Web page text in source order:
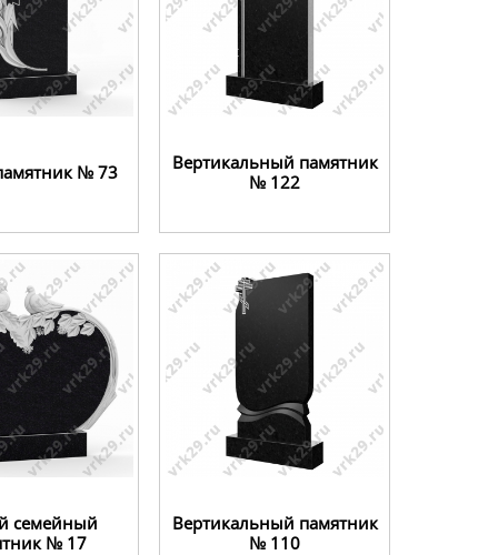
№ 73
Вертикальный памятник
№ 122
семейный
№ 17
Вертикальный памятник
№ 110